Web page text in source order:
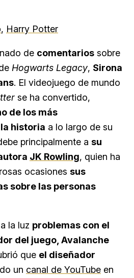
, Harry Potter
de comentarios sobre
Hogwarts Legacy, Sirona
. El videojuego de mundo
se ha convertido,
de los más
historia a lo largo de su
principalmente a su
JK Rowling, quien ha
ocasiones sus
sobre las personas
la luz problemas con el
del juego, Avalanche
que el diseñador
un canal de YouTube en